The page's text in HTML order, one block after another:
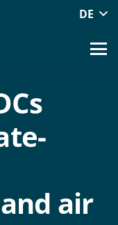
DE
air